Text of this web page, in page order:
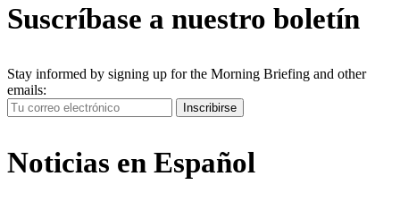
Suscríbase a nuestro boletín
Stay informed by signing up for the Morning Briefing and other
emails:
Your
Email
Inscribirse
Noticias en Español